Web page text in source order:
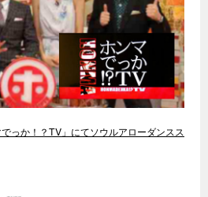
っか！？TV」にてソウルアローダンスス